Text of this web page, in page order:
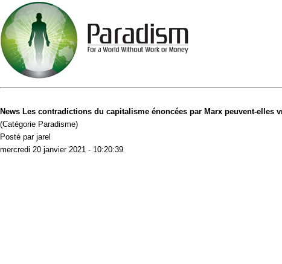
News Les contradictions du capitalisme énoncées par Marx peuvent-elles
(Catégorie Paradisme)
Posté par jarel
mercredi 20 janvier 2021 - 10:20:39